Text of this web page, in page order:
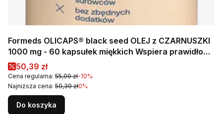
Formeds OLICAPS® black seed OLEJ z CZARNUSZKI
1000 mg - 60 kapsułek miękkich Wspiera prawidłowy
poziom cholesterolu
Cena promocyjna
50,39 zł
Cena regularna: 55,99 zł-10%
Najniższa cena: 50,39 zł0%
Do koszyka